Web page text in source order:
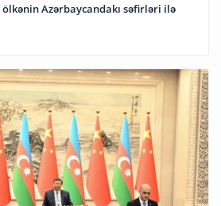
ölkənin Azərbaycandakı səfirləri ilə